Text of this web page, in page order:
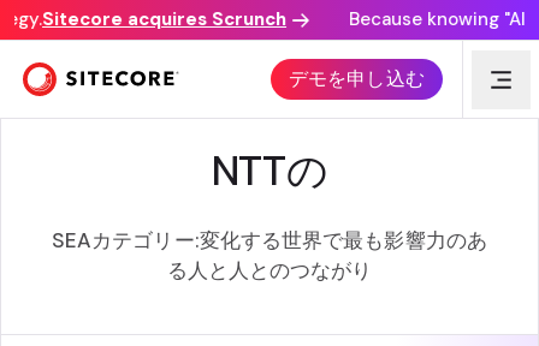
Sitecore acquires Scrunch Because knowing "AI
デモを申し込む
SITECORE EXPERIENCE AWARDS
NTTの
SEAカテゴリー:変化する世界で最も影響力のあ
る人と人とのつながり